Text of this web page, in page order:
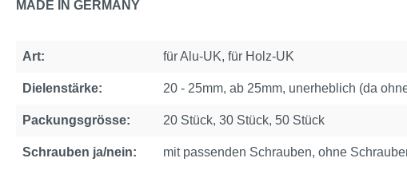
MADE IN GERMANY
Art: für Alu-UK, für Holz-UK
Dielenstärke: 20 - 25mm, ab 25mm, unerheblich (da
Packungsgrösse: 20 Stück, 30 Stück, 50 Stück
Schrauben ja/nein: mit passenden Schrauben, ohne